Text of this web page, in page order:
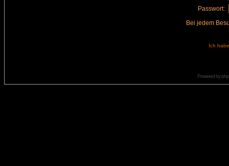
Passwort:
Bei jedem
Ich
Powered by